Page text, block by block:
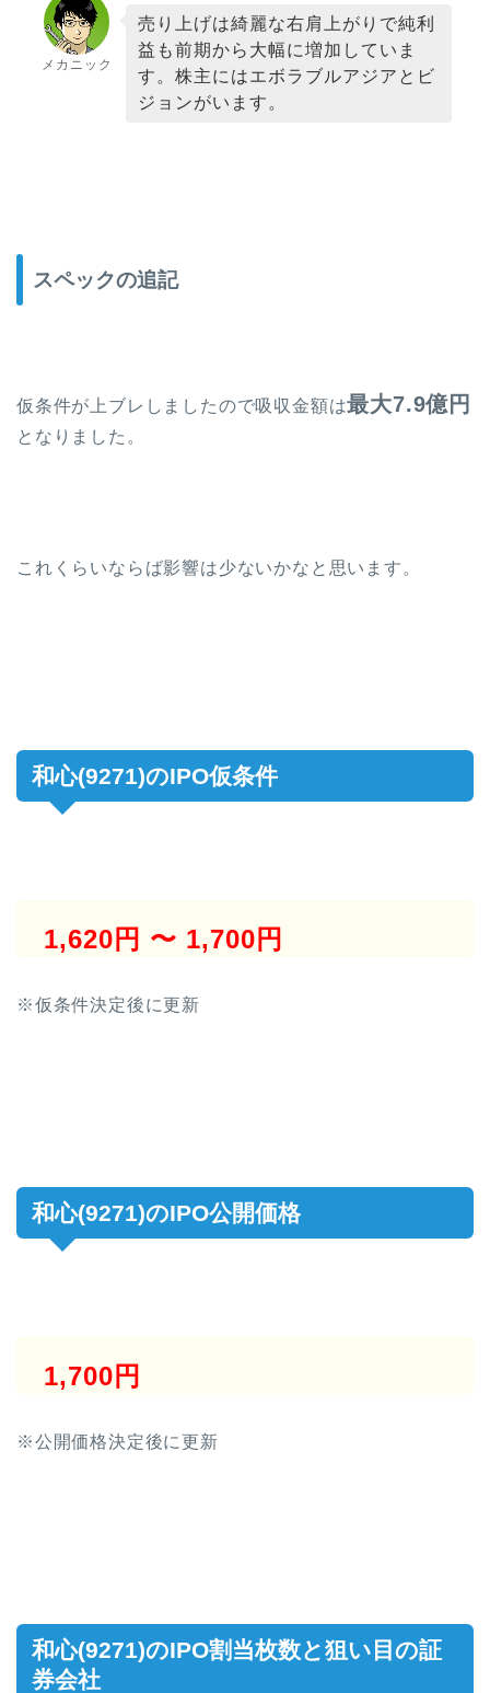
メカニック
売り上げは綺麗な右肩上がりで純利
益も前期から大幅に増加していま
す。株主にはエボラブルアジアとビ
ジョンがいます。
スペックの追記
仮条件が上ブレしましたので吸収金額は最大7.9億円
となりました。
これくらいならば影響は少ないかなと思います。
和心(9271)のIPO仮条件
1,620円 〜 1,700円
※仮条件決定後に更新
和心(9271)のIPO公開価格
1,700円
※公開価格決定後に更新
和心(9271)のIPO割当枚数と狙い目の証
券会社